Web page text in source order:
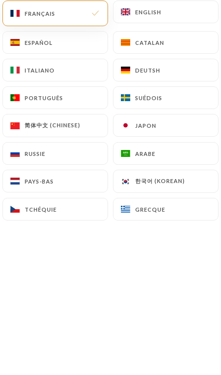
MENU
FRANÇAIS ENGLISH
ESPAÑOL CATALAN
ITALIANO DEUTSH
PORTUGUÊS SUÉDOIS
简体中文 (CHINESE) JAPON
RUSSIE ARABE
PAYS-BAS 한국어 (KOREAN)
TCHÉQUIE GRECQUE
FRANÇAIS ENGLISH
ESPAÑOL CATALAN
ITALIANO DEUTSH
PORTUGUÊS SUÉDOIS
简体中文 (CHINESE) JAPON
RUSSIE ARABE
PAYS-BAS 한국어 (KOREAN)
TCHÉQUIE GRECQUE